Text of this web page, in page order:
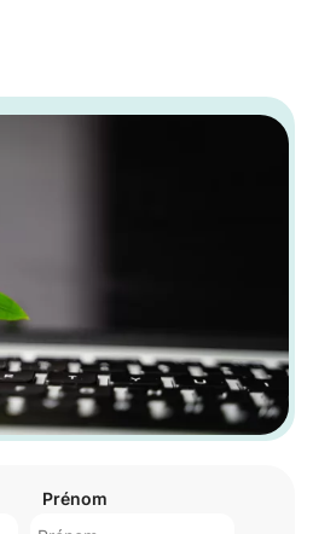
Prénom